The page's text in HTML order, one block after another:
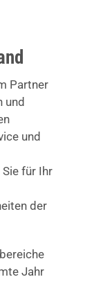
Partner
und
und
für Ihr
der
Jahr